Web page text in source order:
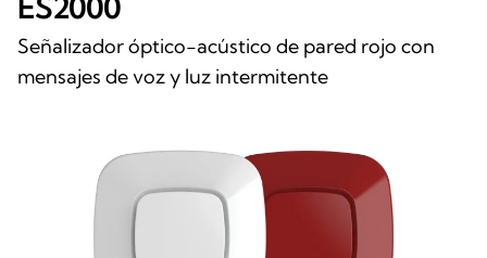
Señalizador óptico-acústico de pared rojo con
mensajes de voz y luz intermitente